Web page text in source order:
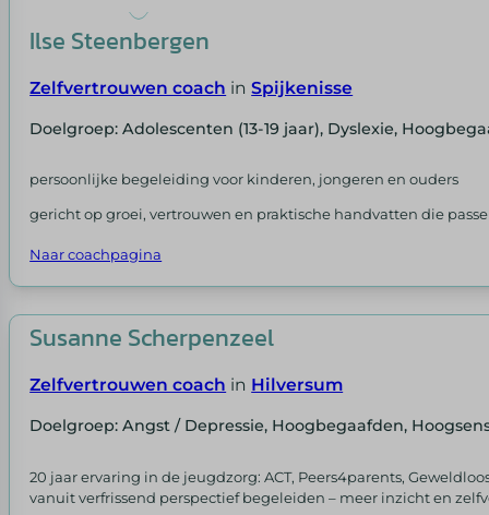
Ilse Steenbergen
Zelfvertrouwen coach inSpijkenisse
Doelgroep: Adolescenten (13-19 jaar), Dyslexie,
persoonlijke begeleiding voor kinderen, jongeren en ouders
gericht op groei, vertrouwen en praktische handvatten die
Naar coachpagina
Susanne Scherpenzeel
Zelfvertrouwen coach in Hilversum
Doelgroep: Angst / Depressie, Hoogbegaafden,
20 jaar ervaring in de jeugdzorg: ACT, Peers4parents,
vanuit verfrissend perspectief begeleiden – meer inzicht en